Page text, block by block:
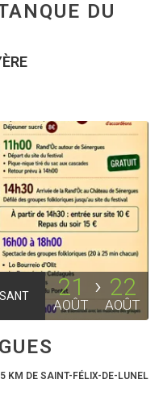
DU
21
AOÛT
22
AOÛT
KM DE SAINT-FÉLIX-DE-LUNEL